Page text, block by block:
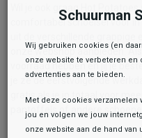
Wil je ook graag Hot
comfortabel schoeisel voor
onze webshop aanbieden.
voorraad hebben en jij je
je ze de eerstvolgende
gratis als je in totaal voor
pantoffels of andere
Schuurman
Wij gebruiken cookies (en
onze website te verbeteren
advertenties aan te bieden.
Met deze cookies verzamelen
jou en volgen we jouw
onze website aan de hand